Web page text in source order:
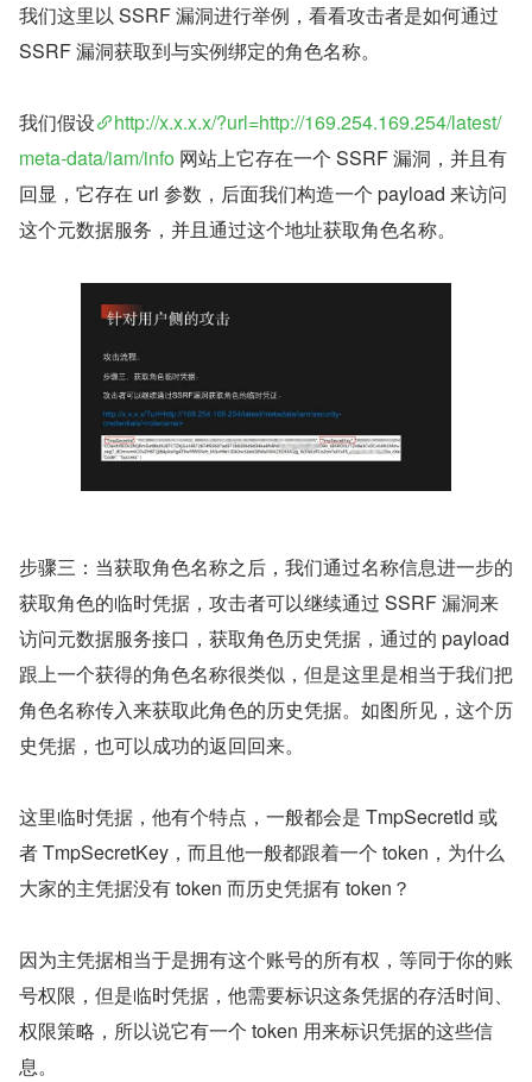
我们这里以 SSRF 漏洞进行举例，看看攻击者是如何通过
SSRF 漏洞获取到与实例绑定的角色名称。
我们假设
http://x.x.x.x/?url=http://169.254.169.254/latest/
meta-data/iam/info 网站上它存在一个 SSRF 漏洞，并且有
回显，它存在 url 参数，后面我们构造一个 payload 来访问
这个元数据服务，并且通过这个地址获取角色名称。
步骤三：当获取角色名称之后，我们通过名称信息进一步的
获取角色的临时凭据，攻击者可以继续通过 SSRF 漏洞来
访问元数据服务接口，获取角色历史凭据，通过的 payload
跟上一个获得的角色名称很类似，但是这里是相当于我们把
角色名称传入来获取此角色的历史凭据。如图所见，这个历
史凭据，也可以成功的返回回来。
这里临时凭据，他有个特点，一般都会是 TmpSecretld 或
者 TmpSecretKey，而且他一般都跟着一个 token，为什么
大家的主凭据没有 token 而历史凭据有 token？
因为主凭据相当于是拥有这个账号的所有权，等同于你的账
号权限，但是临时凭据，他需要标识这条凭据的存活时间、
权限策略，所以说它有一个 token 用来标识凭据的这些信
息。